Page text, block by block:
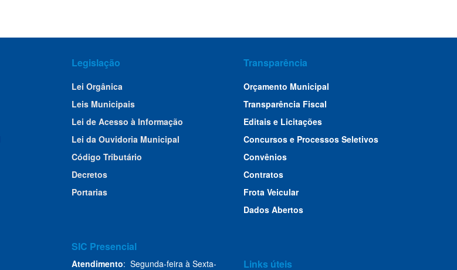
Legislação
Lei Orgânica
Leis Municipais
Lei de Acesso à Informação
Lei da Ouvidoria Municipal
Código Tributário
Decretos
Portarias
SIC Presencial
Atendimento: Segunda-feira à Sexta-
Transparência
Orçamento Municipal
Transparência Fiscal
Editais e Licitações
Concursos e Processos Seletivos
Convênios
Contratos
Frota Veicular
Dados Abertos
Links úteis